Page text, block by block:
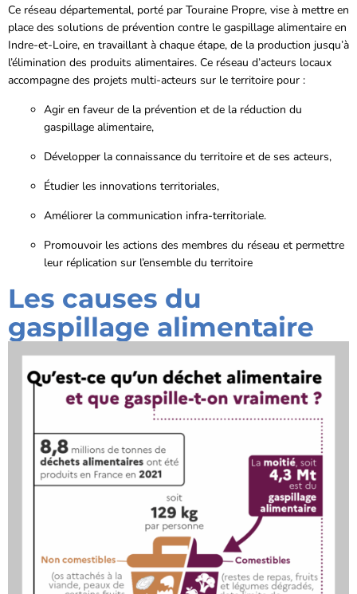
Ce réseau départemental, porté par Touraine Propre, vise à mettre en
place des solutions de prévention contre le gaspillage alimentaire en
Indre-et-Loire, en travaillant à chaque étape, de la production jusqu’à
l’élimination des produits alimentaires. Ce réseau d’acteurs locaux
accompagne des projets multi-acteurs sur le territoire pour :
Agir en faveur de la prévention et de la réduction du
gaspillage alimentaire,
Développer la connaissance du territoire et de ses acteurs,
Étudier les innovations territoriales,
Améliorer la communication infra-territoriale.
Promouvoir les actions des membres du réseau et permettre
leur réplication sur l’ensemble du territoire
Les causes du
gaspillage alimentaire